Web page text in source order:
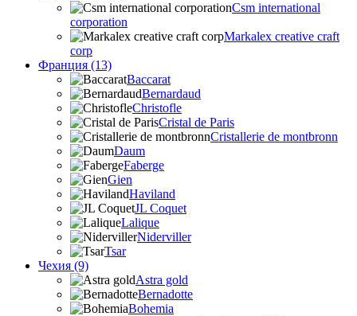
Csm international
corporation
Markalex creative craft
corp
Франция (13)
Baccarat
Bernardaud
Christofle
Cristal de Paris
Cristallerie de montbronn
Daum
Faberge
Gien
Haviland
JL Coquet
Lalique
Niderviller
Tsar
Чехия (9)
Astra gold
Bernadotte
Bohemia